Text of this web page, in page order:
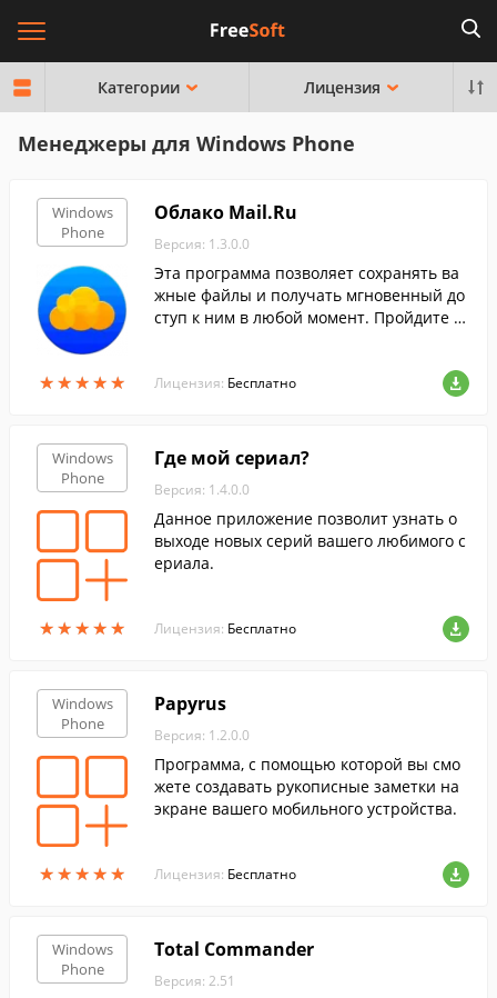
Категории Лицензия
Менеджеры для Windows Phone
Windows
Phone
★★★★★
★★★★★
Облако Mail.Ru
Версия: 1.3.0.0
Эта программа позволяет сохранять ва
жные файлы и получать мгновенный до
ступ к ним в любой момент. Пройдите п
емом в 25 Гб.
Лицензия: Бесплатно
Windows
Phone
★★★★★
★★★★★
Где мой сериал?
Версия: 1.4.0.0
Данное приложение позволит узнать о
выходе новых серий вашего любимого с
ериала.
Лицензия: Бесплатно
Windows
Phone
★★★★★
★★★★★
Papyrus
Версия: 1.2.0.0
Программа, с помощью которой вы смо
жете создавать рукописные заметки на
экране вашего мобильного устройства.
Лицензия: Бесплатно
Windows
Phone
Total Commander
Версия: 2.51